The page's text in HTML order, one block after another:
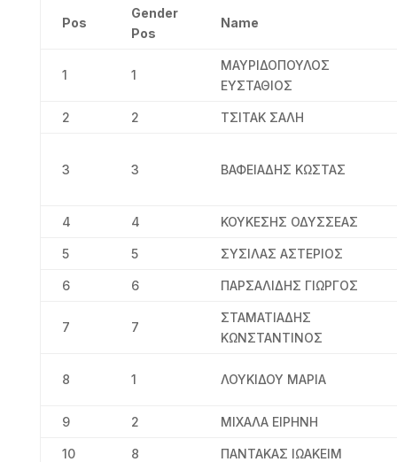
Pos
Gender
Pos
Name
1 1
ΜΑΥΡΙΔΟΠΟΥΛΟΣ
ΕΥΣΤΑΘΙΟΣ
2 2 ΤΣΙΤΑΚ ΣΑΛΗ
3 3 ΒΑΦΕΙΑΔΗΣ ΚΩΣΤΑΣ
4 4 ΚΟΥΚΕΣΗΣ ΟΔΥΣΣΕΑΣ
5 5 ΣΥΣΙΛΑΣ ΑΣΤΕΡΙΟΣ
6 6 ΠΑΡΣΑΛΙΔΗΣ ΓΙΩΡΓΟΣ
7 7
ΣΤΑΜΑΤΙΑΔΗΣ
ΚΩΝΣΤΑΝΤΙΝΟΣ
8 1 ΛΟΥΚΙΔΟΥ ΜΑΡΙΑ
9 2 ΜΙΧΑΛΑ ΕΙΡΗΝΗ
10 8 ΠΑΝΤΑΚΑΣ ΙΩΑΚΕΙΜ